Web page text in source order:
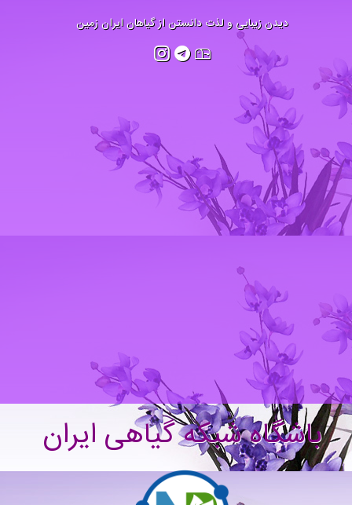
دیدن زیبایی و لذت دانستن از گیاهان ایران زمین
باشگاه شبکه گیاهی ایران